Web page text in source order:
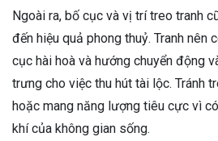
Ngoài ra, bố cục và vị trí treo tranh
đến hiệu quả phong thuỷ. Tranh nên
cục hài hoà và hướng chuyển động
trưng cho việc thu hút tài lộc. Tránh
hoặc mang năng lượng tiêu cực vì
khí của không gian sống.